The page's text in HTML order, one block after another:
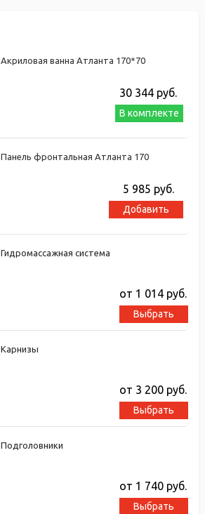
Акриловая ванна Атланта 170*70
30 344 руб.
В комплекте
Панель фронтальная Атланта 170
5 985 руб.
Добавить
Гидромассажная система
от 1 014 руб.
Выбрать
Карнизы
от 3 200 руб.
Выбрать
Подголовники
от 1 740 руб.
Выбрать